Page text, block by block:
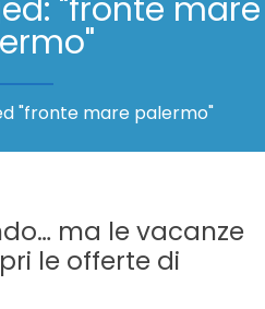
"fronte mare
"fronte mare palermo"
ma le vacanze
le offerte di